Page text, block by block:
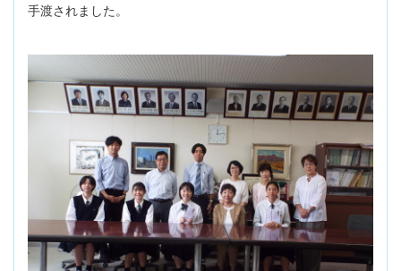
手渡されました。